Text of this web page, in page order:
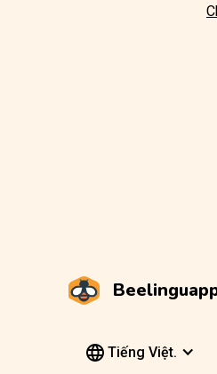
Tiếng Việt.